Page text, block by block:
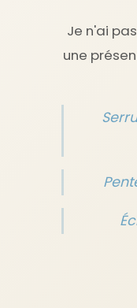
Je n'ai
une